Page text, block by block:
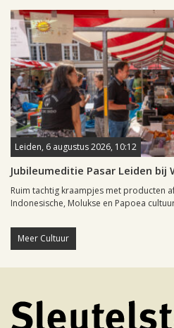
Leiden, 6 augustus 2026, 10:12
Jubileumeditie Pasar Leiden bij
Ruim tachtig kraampjes met producten
Indonesische, Molukse en Papoea
Meer Cultuur